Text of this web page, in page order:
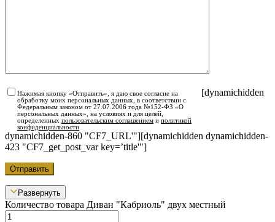
Нажимая кнопку «Отправить», я даю свое согласие на
обработку моих персональных данных, в соответствии с
Федеральным законом от 27.07.2006 года №152-ФЗ «О
персональных данных», на условиях и для целей,
определенных пользовательским соглашением и политикой
конфиденциальности
[dynamichidden
dynamichidden-860 "CF7_URL'"][dynamichidden dynamichidden-
423 "CF7_get_post_var key=’title'"]
Развернуть
Количество товара Диван "Кабриоль" двух местный